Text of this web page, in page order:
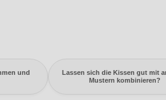
und
Lassen sich die Kissen gut mit
Mustern kombinieren?